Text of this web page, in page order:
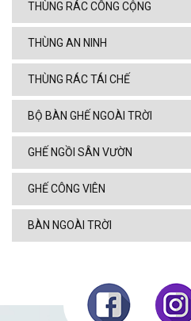
THÙNG RÁC CÔNG CỘNG
THÙNG AN NINH
THÙNG RÁC TÁI CHẾ
BỘ BÀN GHẾ NGOÀI TRỜI
GHẾ NGỒI SÂN VƯỜN
GHẾ CÔNG VIÊN
BÀN NGOÀI TRỜI